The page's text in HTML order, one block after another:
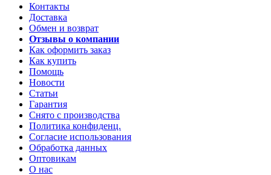
Контакты
Доставка
Обмен и возврат
Отзывы о компании
Как оформить заказ
Как купить
Помощь
Новости
Статьи
Гарантия
Снято с производства
Политика конфиденц.
Согласие использования
Обработка данных
Оптовикам
О нас